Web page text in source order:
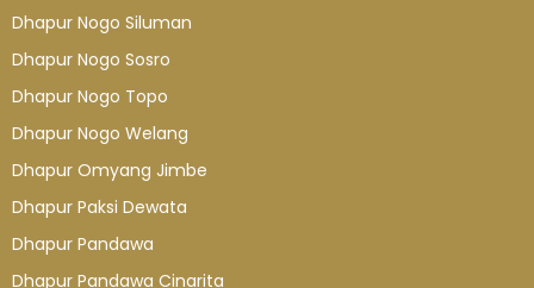
Dhapur Nogo Siluman
Dhapur Nogo Sosro
Dhapur Nogo Topo
Dhapur Nogo Welang
Dhapur Omyang Jimbe
Dhapur Paksi Dewata
Dhapur Pandawa
Dhapur Pandawa Cinarita